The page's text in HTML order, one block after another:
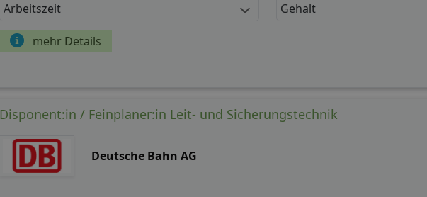
Arbeitszeit Gehalt
mehr Details
Disponent:in / Feinplaner:in Leit- und Sicherungstechnik
Deutsche Bahn AG